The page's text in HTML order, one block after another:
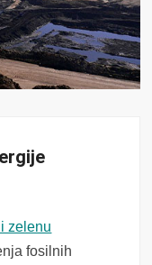
zelenu
fosilnih